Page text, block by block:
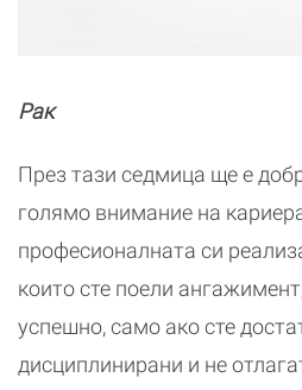
Рак
През тази седмица ще е
голямо внимание на
професионалната си
които сте поели
успешно, само ако сте
дисциплинирани и не